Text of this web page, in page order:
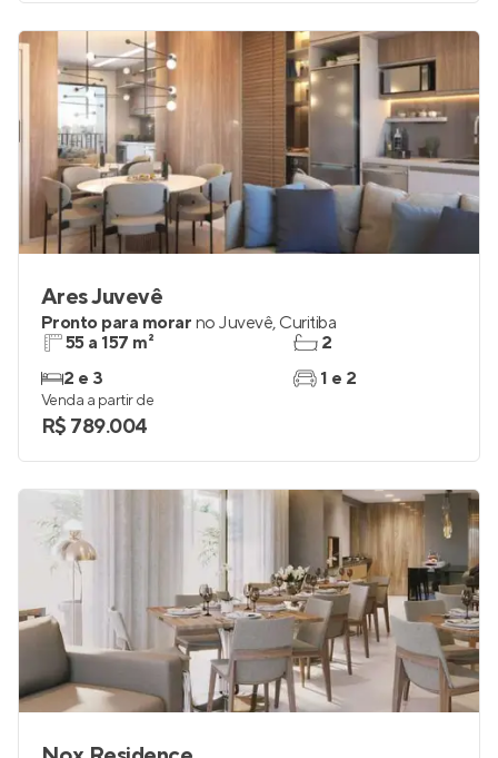
Ares Juvevê
Pronto para morar no Juvevê, Curitiba
55 a 157 m²
2 e 3
2
1 e 2
Venda a partir de
R$ 789.004